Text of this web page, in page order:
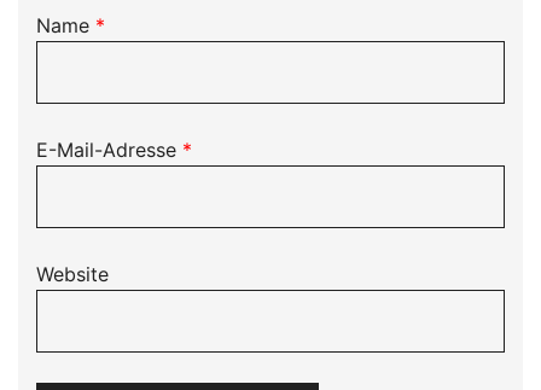
Name *
E-Mail-Adresse *
Website